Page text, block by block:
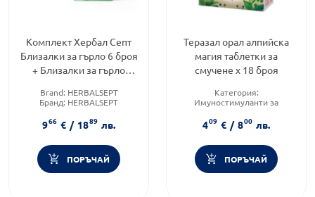
Комплект Хербал Септ
Близалки за гърло 6 броя
+ Близалки за гърло
Brand: HERBALSEPT
Бранд: HERBALSEPT
комплект
966 € / 1889 лв.
ПОРЪЧАЙ
Теразал орал алпийска
магия таблетки за
смучене х 18 броя
Категория:
Имуностимуланти за
Предназначено за: възрастни
Форма на продукта:таблетки
409 € / 800 лв.
ПОРЪЧАЙ